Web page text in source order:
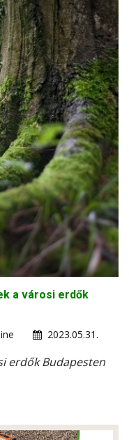
a városi erdők
2023.05.31.
erdők Budapesten